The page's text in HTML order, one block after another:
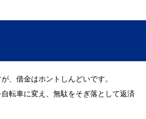
、借金はホントしんどいです。
転車に変え、無駄をそぎ落として返済